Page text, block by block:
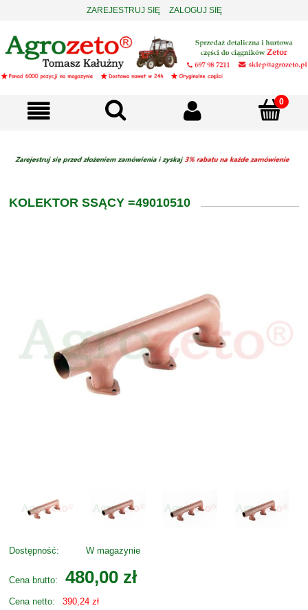
ZAREJESTRUJ SIĘ ZALOGUJ SIĘ
KOLEKTOR SSĄCY =49010510
Dostępność: W magazynie
Cena brutto: 480,00 zł
Cena netto: 390,24 zł